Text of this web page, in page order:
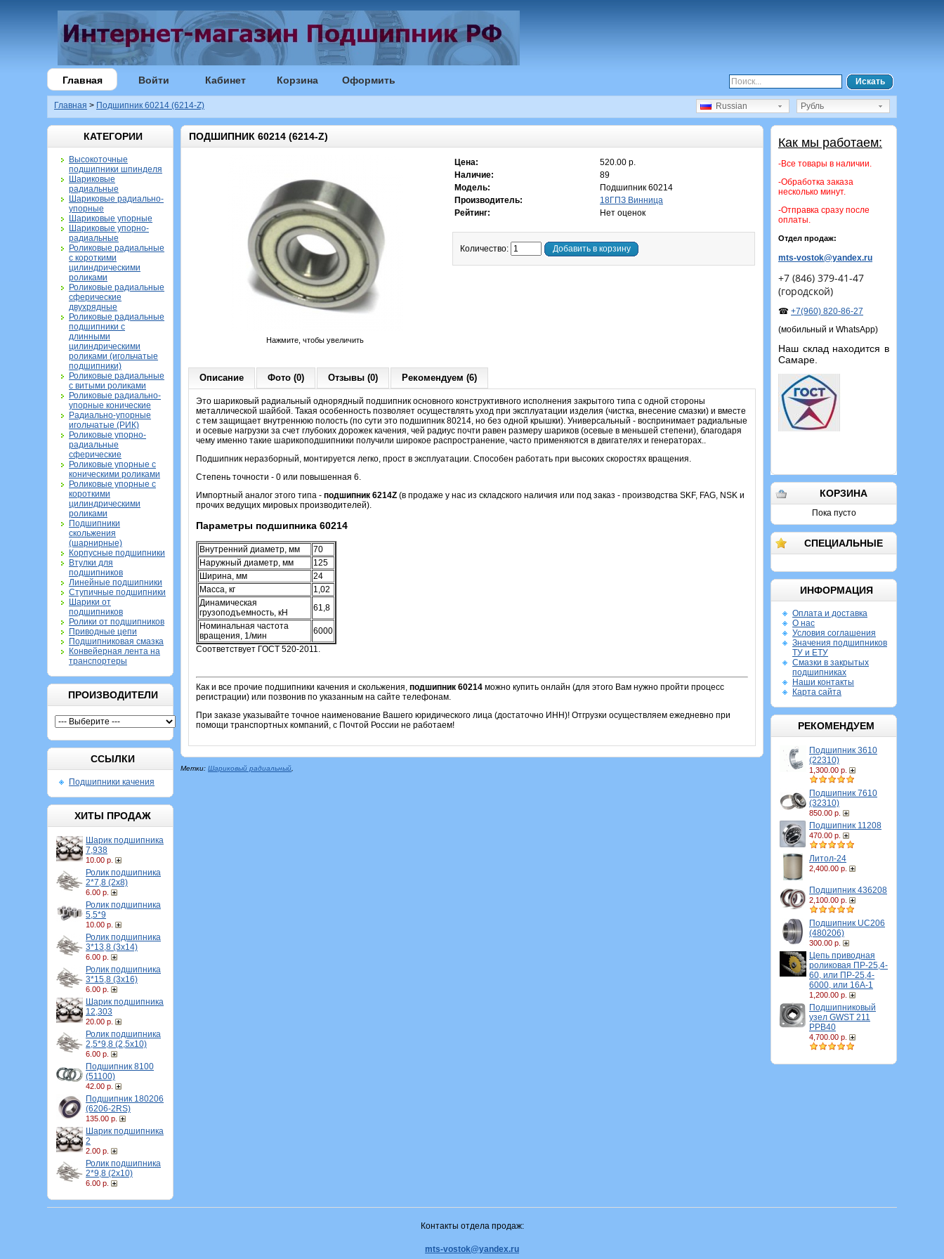
Главная Войти Кабинет Корзина Оформить Искать
Главная > Подшипник 60214 (6214-Z) Рубль
Russian
КАТЕГОРИИ
Высокоточные
подшипники шпинделя
Шариковые
радиальные
Шариковые радиально-
упорные
Шариковые упорные
Шариковые упорно-
радиальные
Роликовые радиальные
с короткими
цилиндрическими
роликами
Роликовые радиальные
сферические
двухрядные
Роликовые радиальные
подшипники с
длинными
цилиндрическими
роликами (игольчатые
подшипники)
Роликовые радиальные
с витыми роликами
Роликовые радиально-
упорные конические
Радиально-упорные
игольчатые (РИК)
Роликовые упорно-
радиальные
сферические
Роликовые упорные с
коническими роликами
Роликовые упорные с
короткими
цилиндрическими
роликами
Подшипники
скольжения
(шарнирные)
Корпусные подшипники
Втулки для
подшипников
Линейные подшипники
Ступичные подшипники
Шарики от
подшипников
Ролики от подшипников
Приводные цепи
Подшипниковая смазка
Конвейерная лента на
транспортеры
ПРОИЗВОДИТЕЛИ
ССЫЛКИ
Подшипники качения
ХИТЫ ПРОДАЖ
Шарик подшипника
7,938
10.00 р.
Ролик подшипника
2*7,8 (2х8)
6.00 р.
Ролик подшипника
5,5*9
10.00 р.
Ролик подшипника
3*13,8 (3х14)
6.00 р.
Ролик подшипника
3*15,8 (3х16)
6.00 р.
Шарик подшипника
12,303
20.00 р.
Ролик подшипника
2,5*9,8 (2,5х10)
6.00 р.
Подшипник 8100
(51100)
42.00 р.
Подшипник 180206
(6206-2RS)
135.00 р.
Шарик подшипника
2
2.00 р.
Ролик подшипника
2*9,8 (2х10)
6.00 р.
Как мы работаем:
-Все товары в наличии.
-Обработка заказа
несколько минут.
-Отправка сразу после
оплаты.
Отдел продаж:
mts-vostok@yandex.ru
+7 (846) 379-41-47
(городской)
☎ +7(960) 820-86-27
(мобильный и WhatsApp)
Наш склад находится в
Самаре.
КОРЗИНА
Пока пусто
СПЕЦИАЛЬНЫЕ
ИНФОРМАЦИЯ
Оплата и доставка
О нас
Условия соглашения
Значения подшипников
ТУ и ЕТУ
Смазки в закрытых
подшипниках
Наши контакты
Карта сайта
РЕКОМЕНДУЕМ
Подшипник 3610
(22310)
1,300.00 р.
Подшипник 7610
(32310)
850.00 р.
Подшипник 11208
470.00 р.
Литол-24
2,400.00 р.
Подшипник 436208
2,100.00 р.
Подшипник UC206
(480206)
300.00 р.
Цепь приводная
роликовая ПР-25,4-
60, или ПР-25,4-
6000, или 16A-1
1,200.00 р.
Подшипниковый
узел GWST 211
PPB40
4,700.00 р.
ПОДШИПНИК 60214 (6214-Z)
Нажмите, чтобы увеличить
Цена:
520.00 р.
Наличие:
89
Модель:
Подшипник 60214
Производитель:
18ГПЗ Винница
Рейтинг:
Нет оценок
Количество: Добавить в корзину
Описание Фото (0) Отзывы (0) Рекомендуем (6)
Это шариковый радиальный однорядный подшипник основного конструктивного исполнения закрытого типа с одной стороны
металлической шайбой. Такая особенность позволяет осуществлять уход при эксплуатации изделия (чистка, внесение смазки) и вместе
с тем защищает внутреннюю полость (по сути это подшипник 80214, но без одной крышки). Универсальный - воспринимает радиальные
и осевые нагрузки за счет глубоких дорожек качения, чей радиус почти равен размеру шариков (осевые в меньшей степени), благодаря
чему именно такие шарикоподшипники получили широкое распространение, часто применяются в двигателях и генераторах..
Подшипник неразборный, монтируется легко, прост в эксплуатации. Способен работать при высоких скоростях вращения.
Степень точности - 0 или повышенная 6.
Импортный аналог этого типа - подшипник 6214Z (в продаже у нас из складского наличия или под заказ - производства SKF, FAG, NSK и
прочих ведущих мировых производителей).
Параметры подшипника 60214
Внутренний диаметр, мм
70
Наружный диаметр, мм
125
Ширина, мм
24
Масса, кг
1,02
Динамическая
грузоподъемность, кН
61,8
Номинальная частота
вращения, 1/мин
6000
Соответствует ГОСТ 520-2011.
Как и все прочие подшипники качения и скольжения, подшипник 60214 можно купить онлайн (для этого Вам нужно пройти процесс
регистрации) или позвонив по указанным на сайте телефонам.
При заказе указывайте точное наименование Вашего юридического лица (достаточно ИНН)! Отгрузки осуществляем ежедневно при
помощи транспортных компаний, с Почтой России не работаем!
Метки: Шариковый радиальный
Контакты отдела продаж:
mts-vostok@yandex.ru